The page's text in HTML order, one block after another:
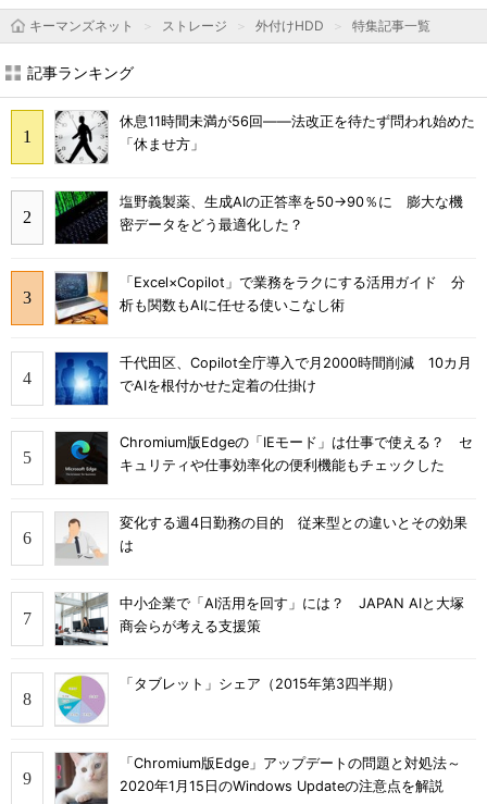
キーマンズネット ストレージ 外付けHDD 特集記事一覧
記事ランキング
休息11時間未満が56回――法改正を待たず問われ始めた
「休ませ方」
塩野義製薬、生成AIの正答率を50→90％に 膨大な機
密データをどう最適化した？
「Excel×Copilot」で業務をラクにする活用ガイド 分
析も関数もAIに任せる使いこなし術
千代田区、Copilot全庁導入で月2000時間削減 10カ月
でAIを根付かせた定着の仕掛け
Chromium版Edgeの「IEモード」は仕事で使える？ セ
キュリティや仕事効率化の便利機能もチェックした
変化する週4日勤務の目的 従来型との違いとその効果
は
中小企業で「AI活用を回す」には？ JAPAN AIと大塚
商会らが考える支援策
「タブレット」シェア（2015年第3四半期）
「Chromium版Edge」アップデートの問題と対処法～
2020年1月15日のWindows Updateの注意点を解説